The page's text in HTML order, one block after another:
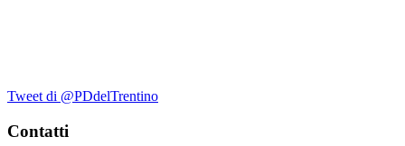
Tweet di @PDdelTrentino
Contatti